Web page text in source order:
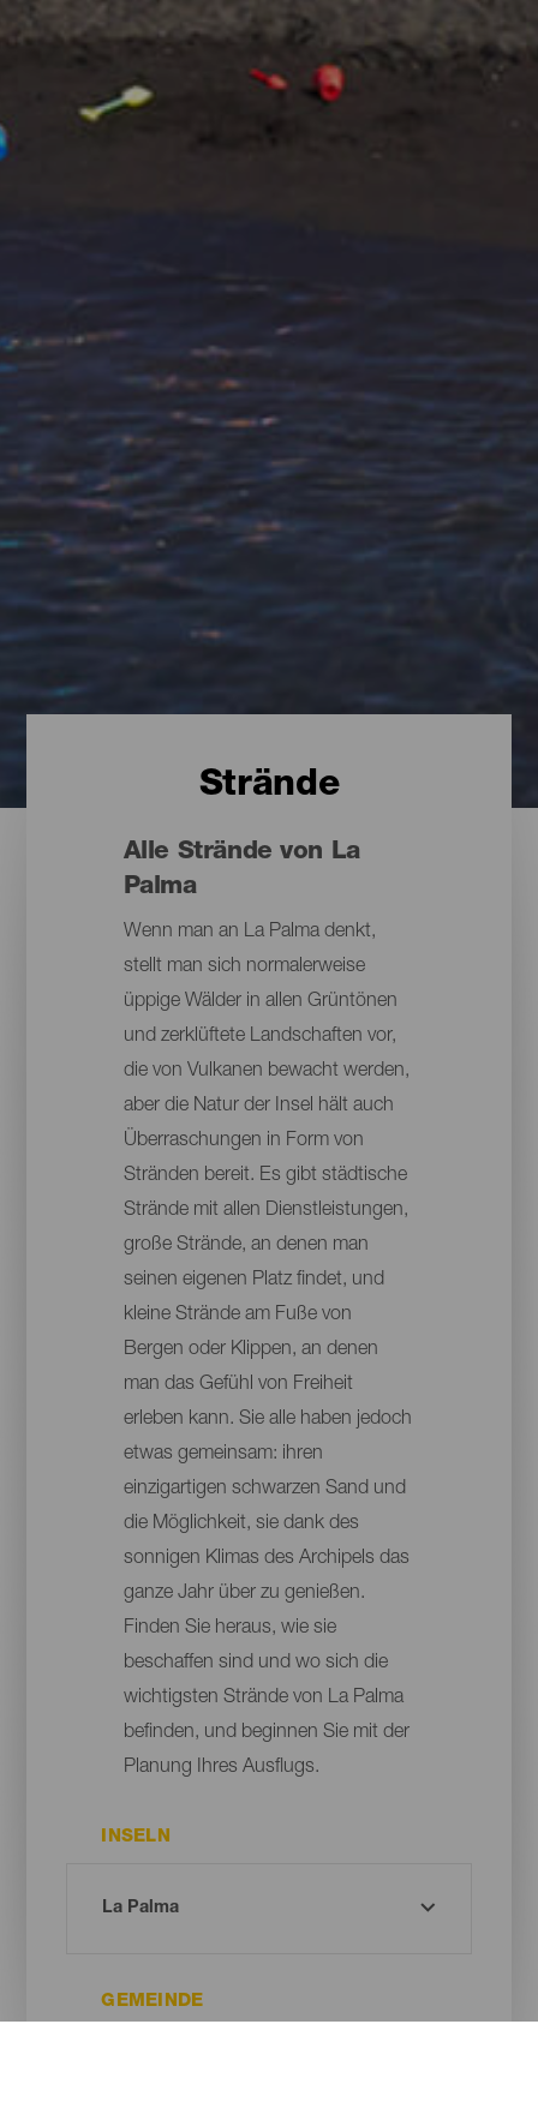
Strände
Alle Strände von La
Palma
Wenn man an La Palma denkt,
stellt man sich normalerweise
üppige Wälder in allen Grüntönen
und zerklüftete Landschaften vor,
die von Vulkanen bewacht werden,
aber die Natur der Insel hält auch
Überraschungen in Form von
Stränden bereit. Es gibt städtische
Strände mit allen Dienstleistungen,
große Strände, an denen man
seinen eigenen Platz findet, und
kleine Strände am Fuße von
Bergen oder Klippen, an denen
man das Gefühl von Freiheit
erleben kann. Sie alle haben jedoch
etwas gemeinsam: ihren
einzigartigen schwarzen Sand und
die Möglichkeit, sie dank des
sonnigen Klimas des Archipels das
ganze Jahr über zu genießen.
Finden Sie heraus, wie sie
beschaffen sind und wo sich die
wichtigsten Strände von La Palma
befinden, und beginnen Sie mit der
Planung Ihres Ausflugs.
INSELN
GEMEINDE